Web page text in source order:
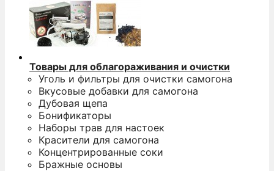
Товары для облагораживания и очистки
Уголь и фильтры для очистки самогона
Вкусовые добавки для самогона
Дубовая щепа
Бонификаторы
Наборы трав для настоек
Красители для самогона
Концентрированные соки
Бражные основы